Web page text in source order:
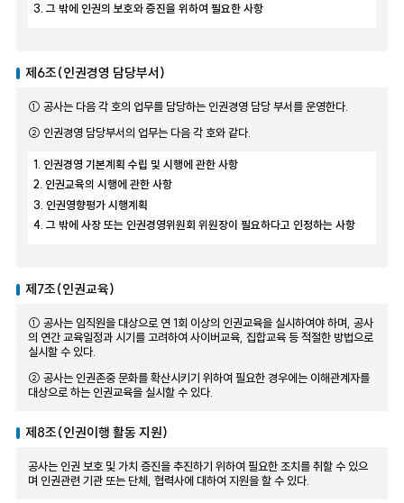
3. 그 밖에 인권의 보호와 증진을 위하여 필요한 사항
제6조(인권경영 담당부서)
① 공사는 다음 각 호의 업무를 담당하는 인권경영 담당 부서를 운영한다.
② 인권경영 담당부서의 업무는 다음 각 호와 같다.
1. 인권경영 기본계획 수립 및 시행에 관한 사항
2. 인권교육의 시행에 관한 사항
3. 인권영향평가 시행계획
4. 그 밖에 사장 또는 인권경영위원회 위원장이 필요하다고 인정하는 사항
제7조(인권교육)
① 공사는 임직원을 대상으로 연 1회 이상의 인권교육을 실시하여야 하며, 공사
의 연간 교육일정과 시기를 고려하여 사이버교육, 집합교육 등 적절한 방법으로
실시할 수 있다.
② 공사는 인권존중 문화를 확산시키기 위하여 필요한 경우에는 이해관계자를
대상으로 하는 인권교육을 실시할 수 있다.
제8조(인권이행 활동 지원)
공사는 인권 보호 및 가치 증진을 추진하기 위하여 필요한 조치를 취할 수 있으
며 인권관련 기관 또는 단체, 협력사에 대하여 지원을 할 수 있다.